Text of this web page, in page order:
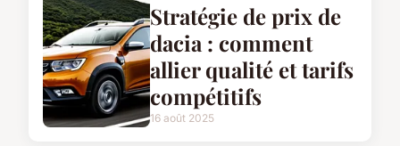
Stratégie de prix de
dacia : comment
allier qualité et tarifs
compétitifs
16 août 2025